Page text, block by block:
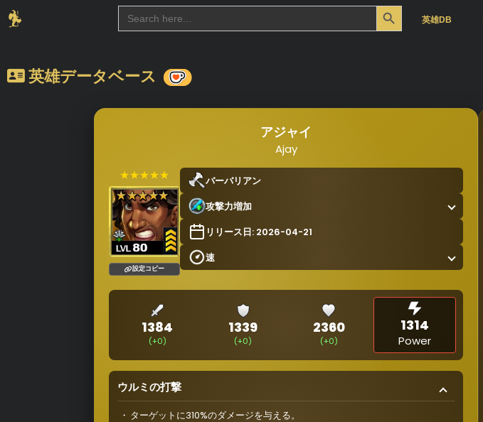
Search
for:
Search Button
英雄DB
英雄データベース
アジャイ
Ajay
★★★★★
設定コピー
バーバリアン
攻撃力増加
リリース日: 2026-04-21
速
1384
(+0)
1339
(+0)
2360
(+0)
1314
Power
ウルミの打撃
ターゲットに310%のダメージを与える。